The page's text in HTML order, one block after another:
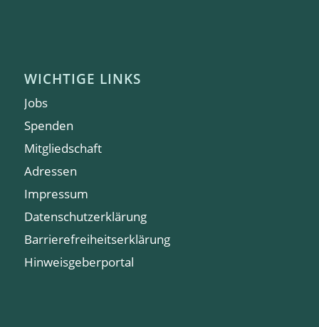
WICHTIGE LINKS
Jobs
Spenden
Mitgliedschaft
Adressen
Impressum
Datenschutzerklärung
Barrierefreiheitserklärung
Hinweisgeberportal